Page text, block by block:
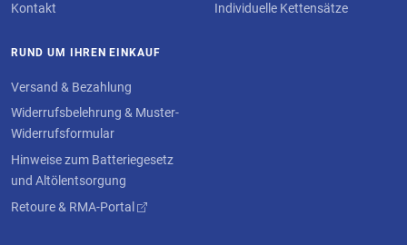
Kontakt
Individuelle Kettensätze
RUND UM IHREN EINKAUF
Versand & Bezahlung
Widerrufsbelehrung & Muster-
Widerrufsformular
Hinweise zum Batteriegesetz
und Altölentsorgung
Retoure & RMA-Portal